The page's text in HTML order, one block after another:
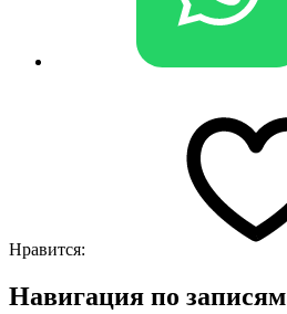
Нравится:
Навигация по записям